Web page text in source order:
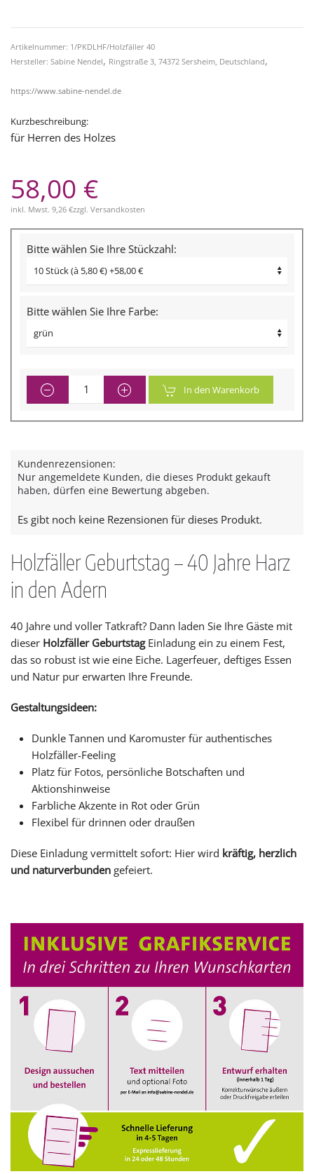
Artikelnummer: 1/PKDLHF/Holzfäller 40
Hersteller: Sabine Nendel, Ringstraße 3, 74372 Sersheim, Deutschland,
https://www.sabine-nendel.de
Kurzbeschreibung:
für Herren des Holzes
58,00 €
inkl. Mwst. 9,26 €zzgl. Versandkosten
Bitte wählen Sie Ihre Stückzahl:
Bitte wählen Sie Ihre Farbe:
In den Warenkorb
Kundenrezensionen:
Nur angemeldete Kunden, die dieses Produkt gekauft
haben, dürfen eine Bewertung abgeben.
Es gibt noch keine Rezensionen für dieses Produkt.
Holzfäller Geburtstag – 40 Jahre Harz
in den Adern
40 Jahre und voller Tatkraft? Dann laden Sie Ihre Gäste mit
dieser Holzfäller GeburtstagEinladung ein zu einem Fest,
das so robust ist wie eine Eiche. Lagerfeuer, deftiges Essen
und Natur pur erwarten Ihre Freunde.
Gestaltungsideen:
Dunkle Tannen und Karomuster für authentisches
Holzfäller-Feeling
Platz für Fotos, persönliche Botschaften und
Aktionshinweise
Farbliche Akzente in Rot oder Grün
Flexibel für drinnen oder draußen
Diese Einladung vermittelt sofort: Hier wird kräftig, herzlich
und naturverbunden gefeiert.